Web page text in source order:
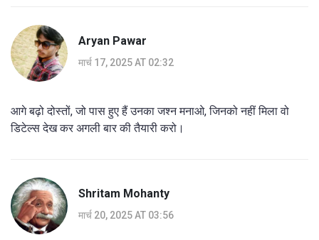
Aryan Pawar
मार्च 17, 2025 AT 02:32
आगे बढ़ो दोस्तों, जो पास हुए हैं उनका जश्न मनाओ, जिनको नहीं मिला वो
डिटेल्स देख कर अगली बार की तैयारी करो।
Shritam Mohanty
मार्च 20, 2025 AT 03:56